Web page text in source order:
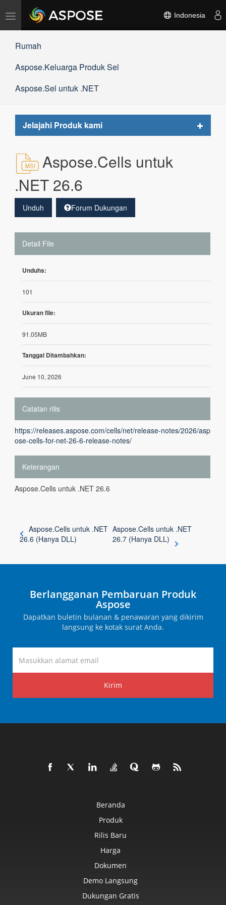
Alihkan
navigasi
Indonesia
Rumah
Aspose.Keluarga Produk Sel
Aspose.Sel untuk .NET
Jelajahi Produk kami
Toggle
Aspose.Cells untuk
.NET 26.6
Unduh Forum Dukungan
Detail File
Unduhs:
101
Ukuran file:
91.05MB
Tanggal Ditambahkan:
June 10, 2026
Catatan rilis
https://releases.aspose.com/cells/net/release-notes/2026/asp
ose-cells-for-net-26-6-release-notes/
Keterangan
Aspose.Cells untuk .NET 26.6
Aspose.Cells untuk .NET
26.6 (Hanya DLL)
Aspose.Cells untuk .NET
26.7 (Hanya DLL)
Berlangganan Pembaruan Produk
Aspose
Dapatkan buletin bulanan & penawaran yang dikirim
langsung ke kotak surat Anda.
Kirim
Beranda
Produk
Rilis Baru
Harga
Dokumen
Demo Langsung
Dukungan Gratis